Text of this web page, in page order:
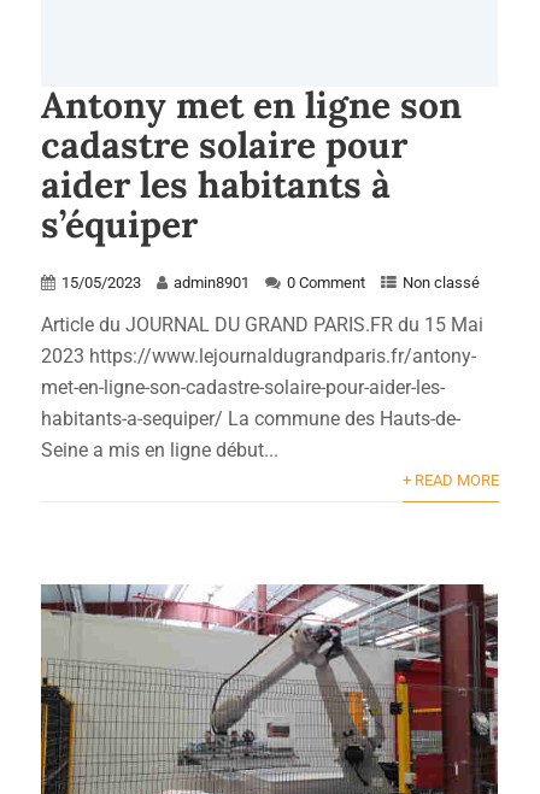
Antony met en ligne son
cadastre solaire pour
aider les habitants à
s’équiper
15/05/2023 admin8901 0 Comment Non classé
Article du JOURNAL DU GRAND PARIS.FR du 15 Mai
2023 https://www.lejournaldugrandparis.fr/antony-
met-en-ligne-son-cadastre-solaire-pour-aider-les-
habitants-a-sequiper/ La commune des Hauts-de-
Seine a mis en ligne début...
+ READ MORE